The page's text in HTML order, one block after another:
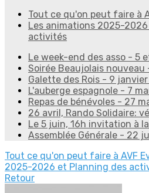
Tout ce qu'on peut faire à
Les animations 2025-
activités
Le week-end des asso - 5
Soirée Beaujolais
Galette des Rois - 9
L'auberge espagnole - 7
Repas de bénévoles - 27
26 avril, Rando Solidaire:
Le 5 juin, 16h invitation à
Assemblée Générale - 22
Tout ce qu'on peut faire à AVF
2025-2026 et Planning des
Retour